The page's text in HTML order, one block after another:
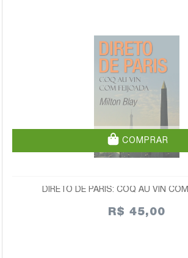
COMPRAR
DIRETO DE PARIS: COQ AU VIN
R$ 45,00